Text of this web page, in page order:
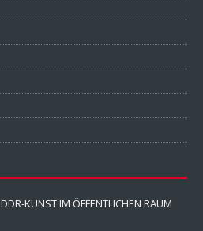
DDR-KUNST IM ÖFFENTLICHEN RAUM